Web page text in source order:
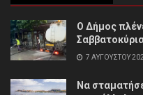
Ο Δήμος
7 ΑΥΓΟΎΣΤΟΥ
Να